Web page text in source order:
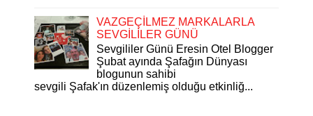
VAZGEÇİLMEZ MARKALARLA
SEVGİLİLER GÜNÜ
Sevgililer Günü Eresin Otel Blogger
Şubat ayında Şafağın Dünyası
blogunun sahibi
sevgili Şafak'ın düzenlemiş olduğu etkinliğ...